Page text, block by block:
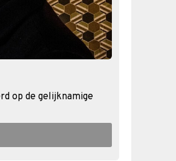
op de gelijknamige